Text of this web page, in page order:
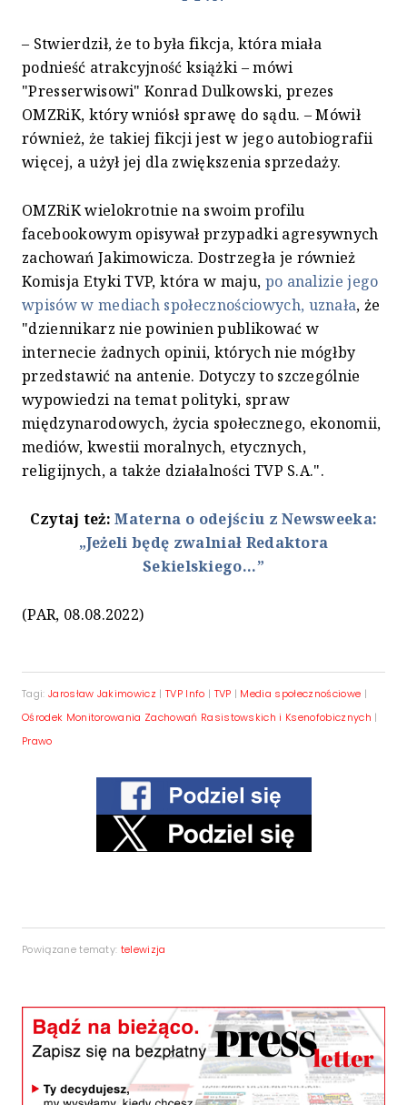
– Stwierdził, że to była fikcja, która miała
podnieść atrakcyjność książki – mówi
"Presserwisowi" Konrad Dulkowski, prezes
OMZRiK, który wniósł sprawę do sądu. – Mówił
również, że takiej fikcji jest w jego autobiografii
więcej, a użył jej dla zwiększenia sprzedaży.
OMZRiK wielokrotnie na swoim profilu
facebookowym opisywał przypadki agresywnych
zachowań Jakimowicza. Dostrzegła je również
Komisja Etyki TVP, która w maju, po analizie jego
wpisów w mediach społecznościowych, uznała, że
"dziennikarz nie powinien publikować w
internecie żadnych opinii, których nie mógłby
przedstawić na antenie. Dotyczy to szczególnie
wypowiedzi na temat polityki, spraw
międzynarodowych, życia społecznego, ekonomii,
mediów, kwestii moralnych, etycznych,
religijnych, a także działalności TVP S.A.".
Czytaj też:Materna o odejściu z Newsweeka:
„Jeżeli będę zwalniał Redaktora
Sekielskiego...”
(PAR, 08.08.2022)
Tagi: Jarosław Jakimowicz | TVP Info | TVP | Media społecznościowe |
Ośrodek Monitorowania Zachowań Rasistowskich i Ksenofobicznych |
Prawo
Powiązane tematy: telewizja